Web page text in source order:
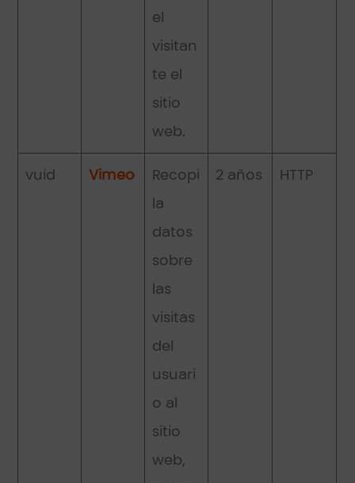
el
visitan
te el
sitio
web.
vuid Vimeo
Recopi
la
datos
sobre
las
visitas
del
usuari
o al
sitio
web,
2 años HTTP